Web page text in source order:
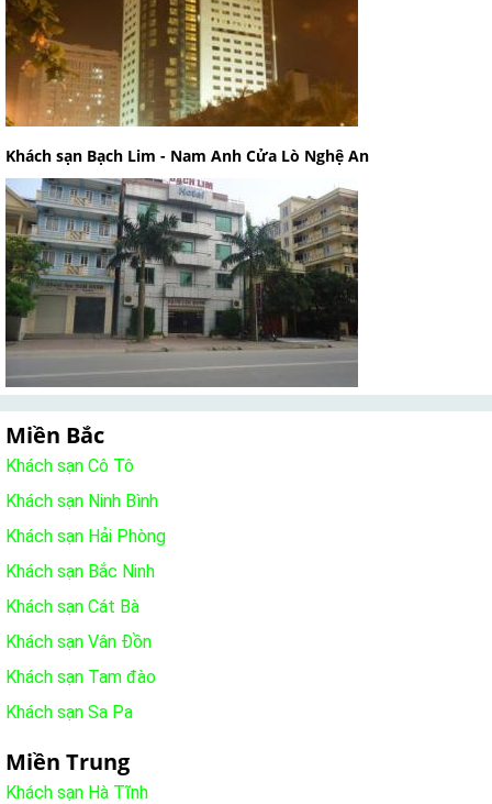
Khách sạn Bạch Lim - Nam Anh Cửa Lò Nghệ An
Miền Bắc
Khách sạn Cô Tô
Khách sạn Ninh Bình
Khách sạn Hải Phòng
Khách sạn Bắc Ninh
Khách sạn Cát Bà
Khách sạn Vân Đồn
Khách sạn Tam đào
Khách sạn Sa Pa
Miền Trung
Khách sạn Hà Tĩnh